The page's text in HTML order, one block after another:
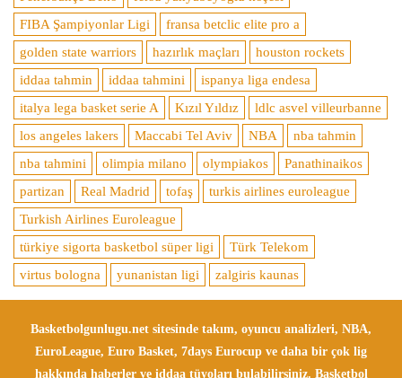
FIBA Şampiyonlar Ligi
fransa betclic elite pro a
golden state warriors
hazırlık maçları
houston rockets
iddaa tahmin
iddaa tahmini
ispanya liga endesa
italya lega basket serie A
Kızıl Yıldız
ldlc asvel villeurbanne
los angeles lakers
Maccabi Tel Aviv NBA
nba tahmin
nba tahmini
olimpia milano olympiakos
Panathinaikos
partizan
Real Madrid tofaş
turkis airlines euroleague
Turkish Airlines Euroleague
türkiye sigorta basketbol süper ligi
Türk Telekom
virtus bologna
yunanistan ligi zalgiris kaunas
Basketbolgunlugu.net sitesinde takım, oyuncu analizleri, NBA,
EuroLeague, Euro Basket, 7days Eurocup ve daha bir çok lig
hakkında haberler ve iddaa tüyoları bulabilirsiniz. Basketbol